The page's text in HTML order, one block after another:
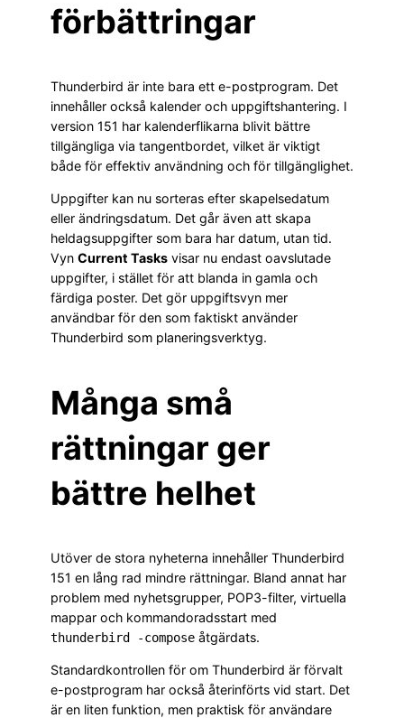
förbättringar
Thunderbird är inte bara ett e-postprogram. Det
innehåller också kalender och uppgiftshantering. I
version 151 har kalenderflikarna blivit bättre
tillgängliga via tangentbordet, vilket är viktigt
både för effektiv användning och för tillgänglighet.
Uppgifter kan nu sorteras efter skapelsedatum
eller ändringsdatum. Det går även att skapa
heldagsuppgifter som bara har datum, utan tid.
Vyn Current Tasks visar nu endast oavslutade
uppgifter, i stället för att blanda in gamla och
färdiga poster. Det gör uppgiftsvyn mer
användbar för den som faktiskt använder
Thunderbird som planeringsverktyg.
Många små
rättningar ger
bättre helhet
Utöver de stora nyheterna innehåller Thunderbird
151 en lång rad mindre rättningar. Bland annat har
problem med nyhetsgrupper, POP3-filter, virtuella
mappar och kommandoradsstart med
thunderbird -compose åtgärdats.
Standardkontrollen för om Thunderbird är förvalt
e-postprogram har också återinförts vid start. Det
är en liten funktion, men praktisk för användare